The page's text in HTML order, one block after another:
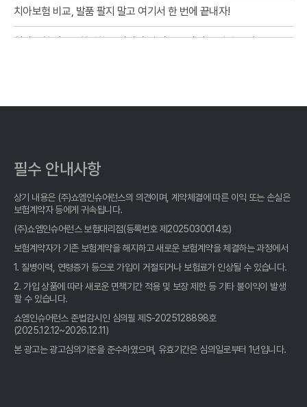
치아보험 비교, 발품 팔지 말고 여기서 한 번에 끝내자!
치아보험 비교? 현명한 소비자가 알려주는 사이트 선택 꿀팁!
숨은 치아보험 고수가 알려주는 치아보험비교사이트 선택 비법: 후
치아보험 비교, 발품 팔 필요 없이 딱 3분 만에 끝내는 방법!
치아보험 비교? 똑똑한 소비자가 알려주는 2026년 최고의 선택!
하세요!
치아보험 비교, 현명한 소비자가 놓치지 않는 3가지 비밀!
필수 안내사항
상기 내용은 (주)쇼엠인슈어런스의 의견이며, 계약체결에 따른 이익 또는 손실은
보험계약자 등에게 귀속됩니다.
(주)쇼엠인슈어런스 보험대리점(등록번호 제2025030014호)
보험계약자가 기존 보험계약을 해지하고 새로운 보험계약을 체결하는 과정에서
1. 질병이력, 연령증가 등으로 가입이 거절되거나 보험료가 인상될 수 있습니다.
2. 가입 상품에 따라 새로운 면책기간 적용 및 보장 제한 등 기타 불이익이 발생
할 수 있습니다.
쇼엠인슈어런스 준법감시인 심의필 제S-2025128898호
(2025.12.12~2026.12.11)
본 광고는 광고심의기준을 준수하였으며, 유효기간은 심의일로부터 1년입니다.